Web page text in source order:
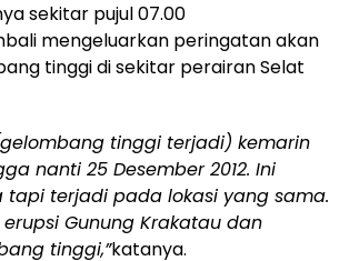
sekitar pujul 07.00
mengeluarkan peringatan akan
tinggi di sekitar perairan Selat
tinggi terjadi) kemarin
nanti 25 Desember 2012. Ini
tapi terjadi pada lokasi yang sama.
Gunung Krakatau dan
tinggi,”katanya.